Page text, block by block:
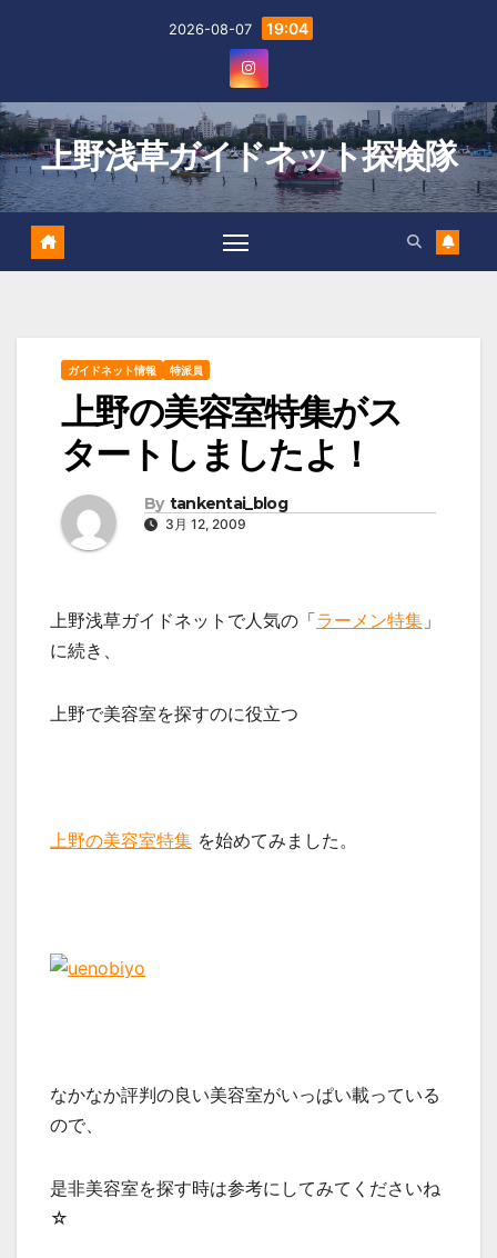
2026-08-07 19:04
上野浅草ガイドネット探検隊
ガイドネット情報 特派員
上野の美容室特集がス
タートしましたよ！
By tankentai_blog
3月 12, 2009
上野浅草ガイドネットで人気の「ラーメン特集 」
に続き、
上野で美容室を探すのに役立つ
上野の美容室特集 を始めてみました。
なかなか評判の良い美容室がいっぱい載っている
ので、
是非美容室を探す時は参考にしてみてくださいね
☆